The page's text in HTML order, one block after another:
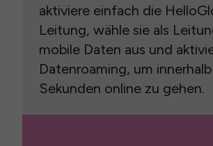
aktiviere einfach die
Leitung, wähle sie als
mobile Daten aus und
Datenroaming, um
Sekunden online zu gehen.